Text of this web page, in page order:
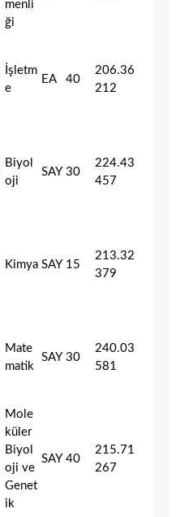
menli
ği
İşletm
e
EA 40
206.36
212
Biyol
oji
SAY 30
224.43
457
Kimya SAY 15
213.32
379
Mate
matik
SAY 30
240.03
581
Mole
küler
Biyol
oji ve
Genet
ik
SAY 40
215.71
267